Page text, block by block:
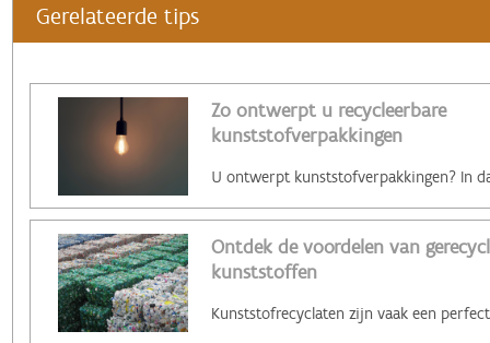
Gerelateerde tips
Zo ontwerpt u recycleerbare
kunststofverpakkingen
Ontdek de voordelen van
kunststoffen